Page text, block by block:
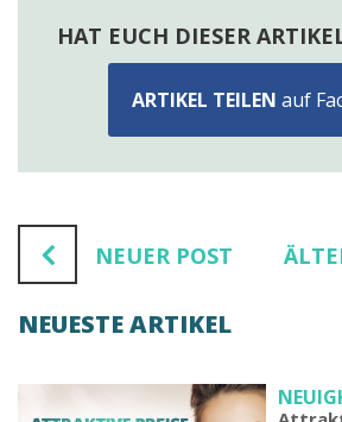
HAT EUCH DIESER
ARTIKEL TEILEN auf
NEUER POST
NEUESTE ARTIKEL